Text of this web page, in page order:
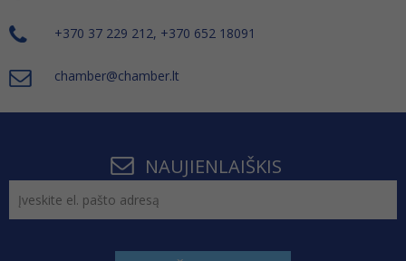
+370 37 229 212, +370 652 18091
chamber@chamber.lt
NAUJIENLAIŠKIS